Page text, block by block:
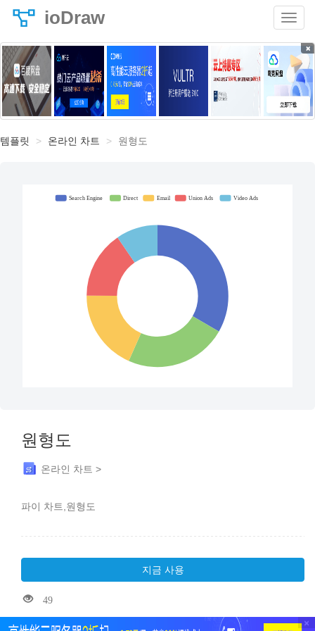
ioDraw
×
템플릿 온라인 차트 원형도
원형도
온라인 차트 >
파이 차트,원형도
지금 사용
49
×